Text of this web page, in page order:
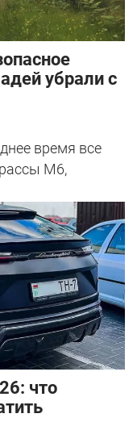
убрали с
время все
М6,
что